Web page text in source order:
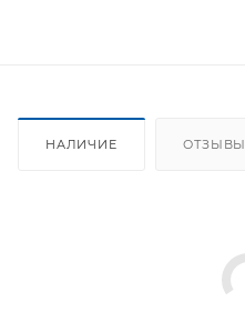
НАЛИЧИЕ ОТЗЫВЫ